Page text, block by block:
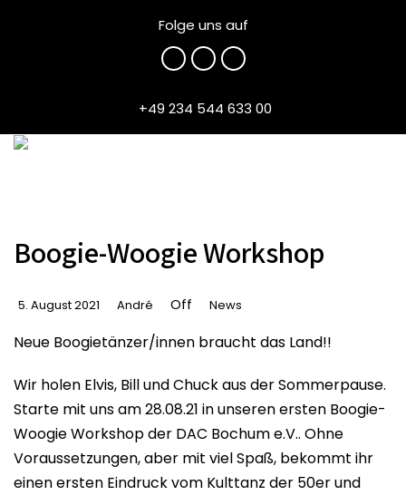
Folge uns auf
+49 234 544 633 00
Boogie-Woogie Workshop
5. August 2021 André Off News
Neue Boogietänzer/innen braucht das Land!!
Wir holen Elvis, Bill und Chuck aus der Sommerpause.
Starte mit uns am 28.08.21 in unseren ersten Boogie-
Woogie Workshop der DAC Bochum e.V.. Ohne
Voraussetzungen, aber mit viel Spaß, bekommt ihr
einen ersten Eindruck vom Kulttanz der 50er und